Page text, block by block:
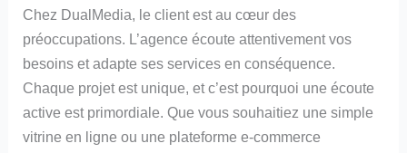
Chez DualMedia, le client est au cœur des
préoccupations. L’agence écoute attentivement vos
besoins et adapte ses services en conséquence.
Chaque projet est unique, et c’est pourquoi une écoute
active est primordiale. Que vous souhaitiez une simple
vitrine en ligne ou une plateforme e-commerce